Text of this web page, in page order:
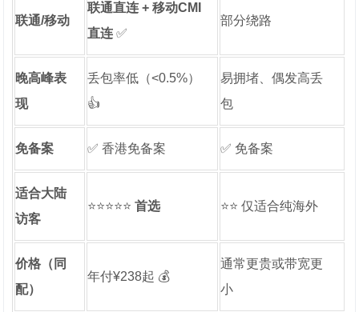
联通/移动
联通直连 + 移动CMI
直连 ✅
部分绕路
晚高峰表
现
丢包率低（<0.5%）
👍
易拥堵、偶发高丢
包
免备案 ✅ 香港免备案 ✅ 免备案
适合大陆
访客
⭐⭐⭐⭐⭐首选 ⭐⭐ 仅适合纯海外
价格（同
配）
年付¥238起 💰
通常更贵或带宽更
小